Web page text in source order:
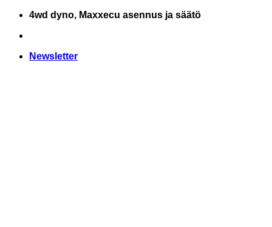
Skip
content
4wd dyno, Maxxecu asennus ja säätö
Newsletter